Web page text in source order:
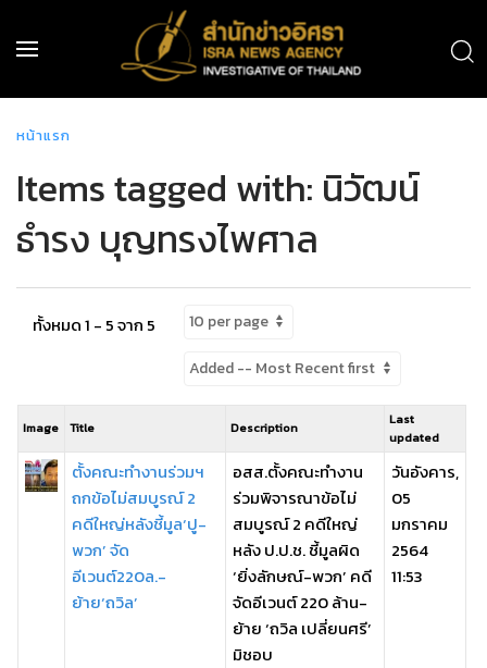
หน้าแรก
Items tagged with: นิวัฒน์
ธำรง บุญทรงไพศาล
ทั้งหมด 1 - 5 จาก 5
Image Title Description
Last
updated
ตั้งคณะทำงานร่วมฯ
ถกข้อไม่สมบูรณ์ 2
คดีใหญ่หลังชี้มูล‘ปู-
พวก’ จัด
อีเวนต์220ล.-
ย้าย‘ถวิล’
อสส.ตั้งคณะทำงาน
ร่วมพิจารณาข้อไม่
สมบูรณ์ 2 คดีใหญ่
หลัง ป.ป.ช. ชี้มูลผิด
‘ยิ่งลักษณ์-พวก’ คดี
จัดอีเวนต์ 220 ล้าน-
ย้าย ‘ถวิล เปลี่ยนศรี’
มิชอบ
วันอังคาร,
05
มกราคม
2564
11:53